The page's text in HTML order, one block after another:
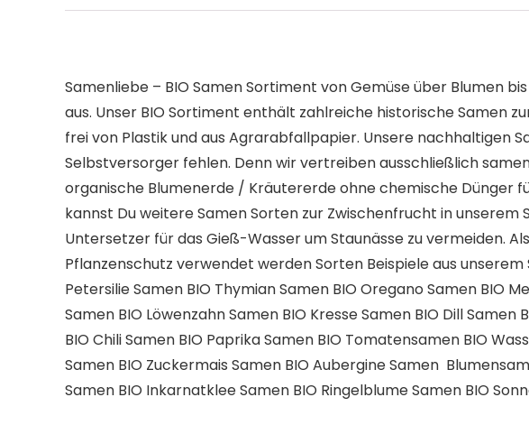
Samenliebe – BIO Samen Sortiment von Gemüse über Blumen
aus. Unser BIO Sortiment enthält zahlreiche historische Samen
frei von Plastik und aus Agrarabfallpapier. Unsere nachhaltigen
Selbstversorger fehlen. Denn wir vertreiben ausschließlich
organische Blumenerde / Kräutererde ohne chemische Dünger
kannst Du weitere Samen Sorten zur Zwischenfrucht in
Untersetzer für das Gieß-Wasser um Staunässe zu vermeiden.
Pflanzenschutz verwendet werden Sorten Beispiele aus
Petersilie Samen BIO Thymian Samen BIO Oregano Samen BIO
Samen BIO Löwenzahn Samen BIO Kresse Samen BIO Dill
BIO Chili Samen BIO Paprika Samen BIO Tomatensamen BIO
Samen BIO Zuckermais Samen BIO Aubergine Samen
Samen BIO Inkarnatklee Samen BIO Ringelblume Samen BIO